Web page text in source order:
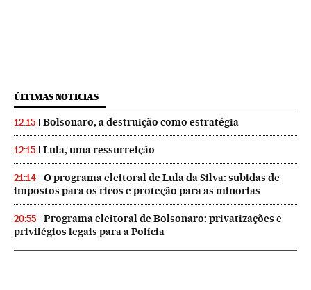
ÚLTIMAS NOTICIAS
12:15 Bolsonaro, a destruição como estratégia
12:15 Lula, uma ressurreição
21:14
O programa eleitoral de Lula da Silva: subidas de
impostos para os ricos e proteção para as minorias
20:55
Programa eleitoral de Bolsonaro: privatizações e
privilégios legais para a Polícia